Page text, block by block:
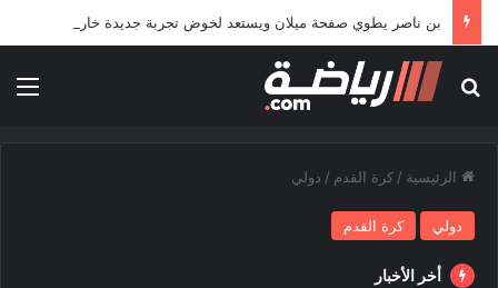
بحث عن
الرئيسية / كرة القدم / دولي
دولي كرة القدم
أخر الأخبار